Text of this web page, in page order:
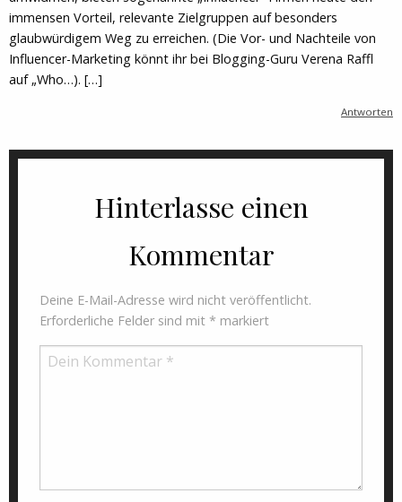
immensen Vorteil, relevante Zielgruppen auf besonders
glaubwürdigem Weg zu erreichen. (Die Vor- und Nachteile von
Influencer-Marketing könnt ihr bei Blogging-Guru Verena Raffl
auf „Who…). […]
Antworten
Hinterlasse einen
Kommentar
Deine E-Mail-Adresse wird nicht veröffentlicht.
Erforderliche Felder sind mit * markiert